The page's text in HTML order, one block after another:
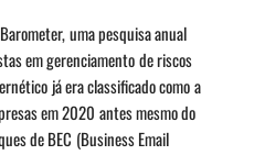
uma pesquisa anual
em gerenciamento de riscos
já era classificado como a
em 2020 antes mesmo do
de BEC (Business Email